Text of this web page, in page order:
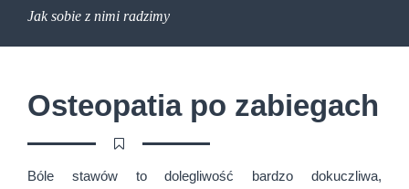
Jak sobie z nimi radzimy
Osteopatia po zabiegach
Bóle stawów to dolegliwość bardzo dokuczliwa,